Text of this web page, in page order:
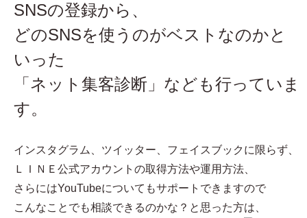
SNSの登録から、
どのSNSを使うのがベストなのかと
いった
「ネット集客診断」なども行っていま
す。
インスタグラム、ツイッター、フェイスブックに限らず、
ＬＩＮＥ公式アカウントの取得方法や運用方法、
さらにはYouTubeについてもサポートできますので
こんなことでも相談できるのかな？と思った方は、